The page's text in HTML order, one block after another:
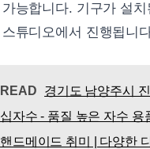
가능합니다. 기구가 설치
스튜디오에서 진행됩니
READ
경기도 남양주시
십자수 - 품질 높은 자수 용
핸드메이드 취미 | 다양한